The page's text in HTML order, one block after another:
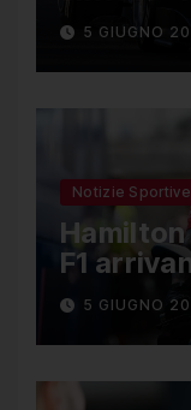
Nael,
5 GIUGNO
Notizie Sportive
F1
una
limitata
5 GIUGNO